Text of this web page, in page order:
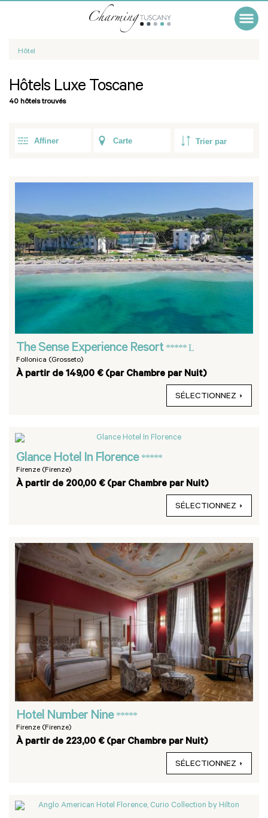
Hôtel
Hôtels Luxe Toscane
40 hôtels trouvés
Affiner Carte
The Sense Experience Resort ***** L
Follonica (Grosseto)
À partir de 149,00 € (par Chambre par Nuit)
SÉLECTIONNEZ
Glance Hotel In Florence *****
Firenze (Firenze)
À partir de 200,00 € (par Chambre par Nuit)
SÉLECTIONNEZ
Hotel Number Nine *****
Firenze (Firenze)
À partir de 223,00 € (par Chambre par Nuit)
SÉLECTIONNEZ